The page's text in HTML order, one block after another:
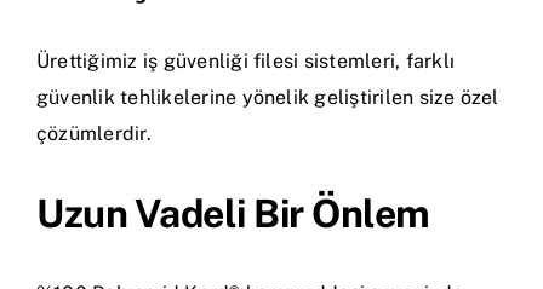
Ürettiğimiz iş güvenliği filesi sistemleri, farklı
güvenlik tehlikelerine yönelik geliştirilen size özel
çözümlerdir.
Uzun Vadeli Bir Önlem